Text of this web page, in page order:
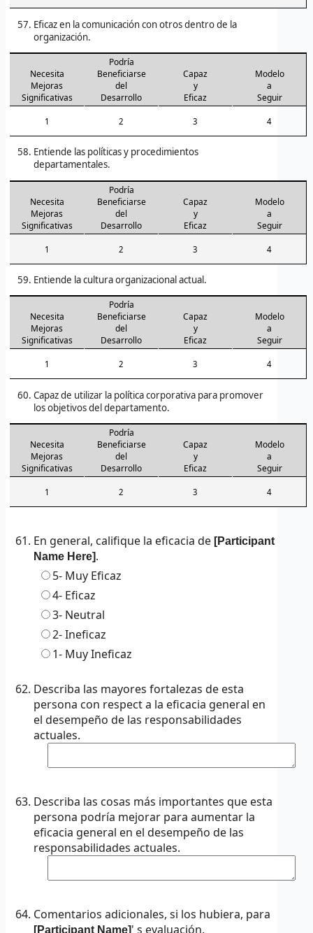
Eficaz en la comunicación con otros dentro de la
organización.
Necesita
Mejoras
Significativas
Podría
Beneficiarse
del
Desarrollo
Capaz
y
Eficaz
Modelo
a
Seguir
1 2 3 4
Entiende las políticas y procedimientos
departamentales.
Necesita
Mejoras
Significativas
Podría
Beneficiarse
del
Desarrollo
Capaz
y
Eficaz
Modelo
a
Seguir
1 2 3 4
Entiende la cultura organizacional actual.
Necesita
Mejoras
Significativas
Podría
Beneficiarse
del
Desarrollo
Capaz
y
Eficaz
Modelo
a
Seguir
1 2 3 4
Capaz de utilizar la política corporativa para promover
los objetivos del departamento.
Necesita
Mejoras
Significativas
Podría
Beneficiarse
del
Desarrollo
Capaz
y
Eficaz
Modelo
a
Seguir
1 2 3 4
En general, califique la eficacia de [Participant
Name Here].
5- Muy Eficaz
4- Eficaz
3- Neutral
2-Ineficaz
1- Muy Ineficaz
Describa las mayores fortalezas de esta
persona con respect a la eficacia general en
el desempeño de las responsabilidades
actuales.
Describa las cosas más importantes que esta
persona podría mejorar para aumentar la
eficacia general en el desempeño de las
responsabilidades actuales.
Comentarios adicionales, si los hubiera, para
[Participant Name]' s evaluación.